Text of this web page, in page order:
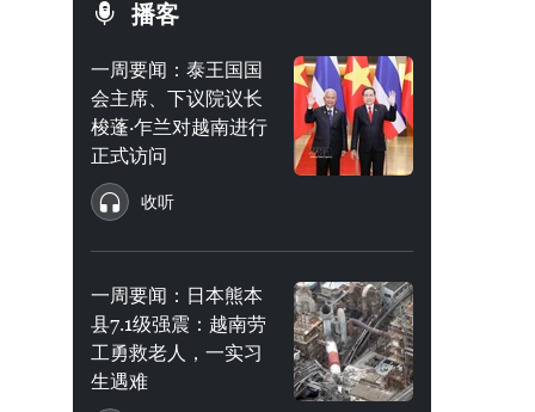
播客
一周要闻：泰王国国
会主席、下议院议长
梭蓬·乍兰对越南进行
正式访问
收听
一周要闻：日本熊本
县7.1级强震：越南劳
工勇救老人，一实习
生遇难